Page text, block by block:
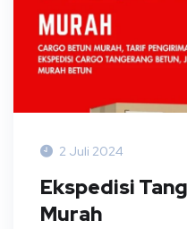
2 Juli 2024
Ekspedisi
Murah